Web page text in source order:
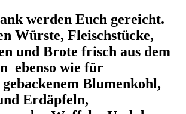
werden Euch gereicht.
Würste, Fleischstücke,
und Brote frisch aus dem
ebenso wie für
Blumenkohl,
Erdäpfeln,